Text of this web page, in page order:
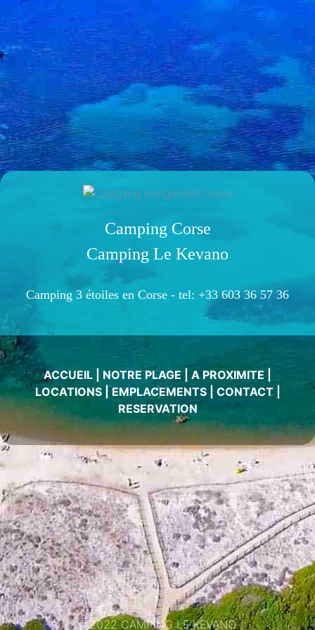
Camping Corse
Camping Le Kevano
Camping 3 étoiles en Corse - tel: +33 603 36 57 36
ACCUEIL NOTRE PLAGE A PROXIMITE
LOCATIONS|EMPLACEMENTS| CONTACT|
RESERVATION
©2022 CAMPING LE KEVANO